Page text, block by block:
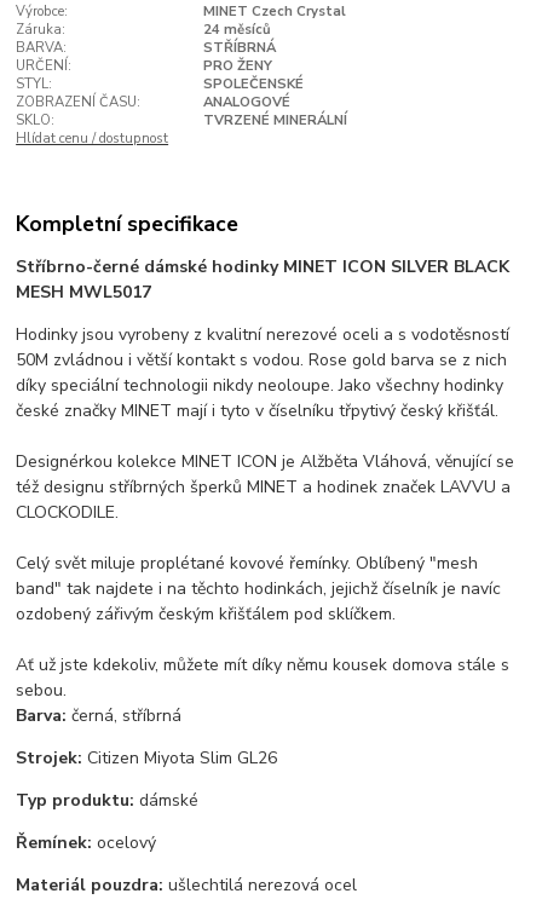
Výrobce:
MINET Czech Crystal
Záruka:
24 měsíců
BARVA:
STŘÍBRNÁ
URČENÍ:
PRO ŽENY
STYL:
SPOLEČENSKÉ
ZOBRAZENÍ ČASU:
ANALOGOVÉ
SKLO:
TVRZENÉ MINERÁLNÍ
Hlídat cenu / dostupnost
Kompletní specifikace
Stříbrno-černé dámské hodinky MINET ICON SILVER BLACK
MESH MWL5017
Hodinky jsou vyrobeny z kvalitní nerezové oceli a s vodotěsností
50M zvládnou i větší kontakt s vodou. Rose gold barva se z nich
díky speciální technologii nikdy neoloupe. Jako všechny hodinky
české značky MINET mají i tyto v číselníku třpytivý český křišťál.
Designérkou kolekce MINET ICON je Alžběta Vláhová, věnující se
též designu stříbrných šperků MINET a hodinek značek LAVVU a
CLOCKODILE.
Celý svět miluje proplétané kovové řemínky. Oblíbený "mesh
band" tak najdete i na těchto hodinkách, jejichž číselník je navíc
ozdobený zářivým českým křišťálem pod sklíčkem.
Ať už jste kdekoliv, můžete mít díky němu kousek domova stále s
sebou.
Barva: černá, stříbrná
Strojek: Citizen Miyota Slim GL26
Typ produktu: dámské
Řemínek: ocelový
Materiál pouzdra: ušlechtilá nerezová ocel